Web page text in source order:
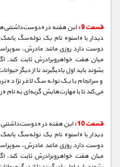
قسمت 9 :
این هفته در
دوست دارد روزی مانند مادرش،
میان هفت خواهروبرادرش ثابت کند.
بشوند باید اول یادبگیرند تا از دیگر
و سرانجام با یک توله سگ لاغر نژاد
می‌کند تا با مهارت‌هایش گربه‌ای به نام
قسمت 10 :
این هفته در
دوست دارد روزی مانند مادرش،
میان هفت خواهروبرادرش ثابت کند.